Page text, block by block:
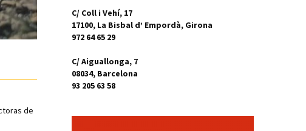
de
C/ Coll i Vehí, 17
17100, La Bisbal d’ Empordà, Girona
972 64 65 29
C/ Aiguallonga, 7
08034, Barcelona
93 205 63 58